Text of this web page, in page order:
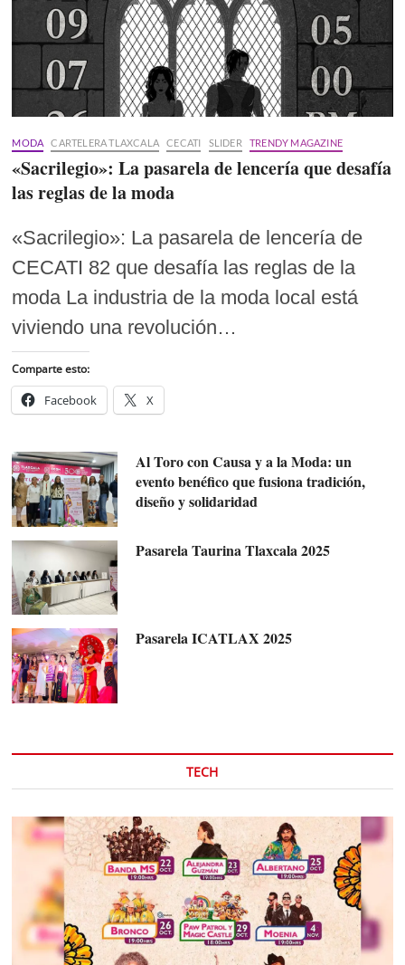
MODA CARTELERA TLAXCALA CECATI SLIDER TRENDY MAGAZINE
«Sacrilegio»: La pasarela de lencería que desafía
las reglas de la moda
«Sacrilegio»: La pasarela de lencería de
CECATI 82 que desafía las reglas de la
moda La industria de la moda local está
viviendo una revolución…
Comparte esto:
Facebook X
Al Toro con Causa y a la Moda: un
evento benéfico que fusiona tradición,
diseño y solidaridad
Pasarela Taurina Tlaxcala 2025
Pasarela ICATLAX 2025
TECH